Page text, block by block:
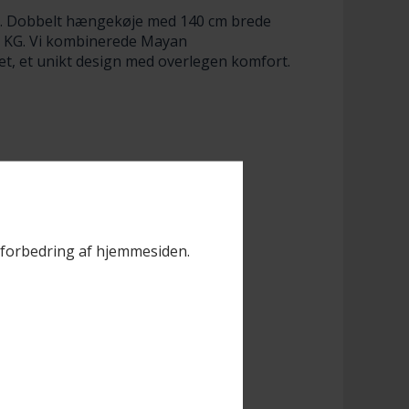
af hjemmesiden.
hængekøje med 140 cm brede
Vi kombinerede Mayan
et unikt design med overlegen komfort.